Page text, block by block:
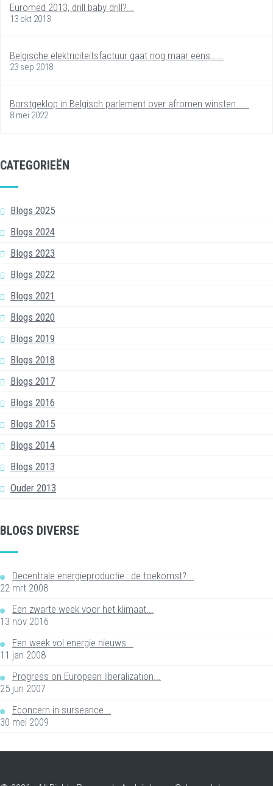
Euromed 2013, drill baby drill?...
13 okt 2013
Belgische elektriciteitsfactuur gaat nog maar eens…...
23 sep 2018
Borstgeklop in Belgisch parlement over afromen winsten…...
8 mei 2022
CATEGORIEËN
Blogs 2025
Blogs 2024
Blogs 2023
Blogs 2022
Blogs 2021
Blogs 2020
Blogs 2019
Blogs 2018
Blogs 2017
Blogs 2016
Blogs 2015
Blogs 2014
Blogs 2013
Ouder 2013
BLOGS DIVERSE
Decentrale energieproductie : de toekomst?...
22 mrt 2008
Een zwarte week voor het klimaat...
13 nov 2016
Een week vol energie nieuws...
11 jan 2008
Progress on European liberalization...
25 jun 2007
Econcern in surseance...
30 mei 2009